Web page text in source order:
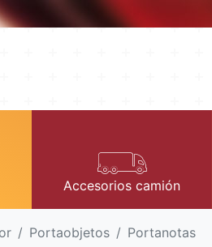
Accesorios camión
Portaobjetos Portanotas